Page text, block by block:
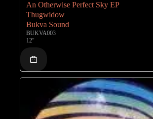
An Otherwise Perfect Sky EP
Thugwidow
Bukva Sound
BUKVA003
12"